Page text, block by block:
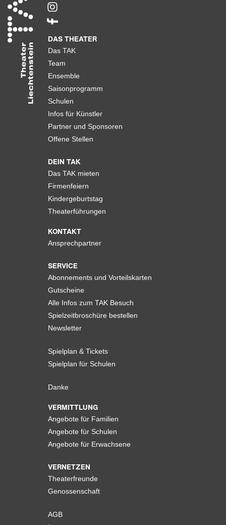
DAS THEATER
Das TAK
Team
Ensemble
Saisonprogramm
Schulen
Infos für Künstler
Partner und Sponsoren
Offene Stellen
DEIN TAK
Das TAK mieten
Firmenfeiern
Kindergeburtstag
Theaterführungen
KONTAKT
Ansprechpartner
SERVICE
Abonnements und Vorteilskarten
Gutscheine
Alle Infos zum TAK Besuch
Spielzeitbroschüre bestellen
Newsletter
Spielplan & Tickets
Spielplan für Schulen
Danke
VERMITTLUNG
Angebote für Familien
Angebote für Schulen
Angebote für Erwachsene
VERNETZEN
Theaterfreunde
Genossenschaft
AGB